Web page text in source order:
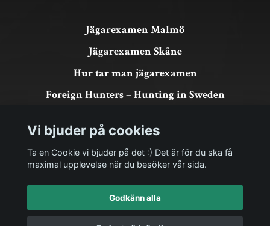
Jägarexamen Malmö
Jägarexamen Skåne
Hur tar man jägarexamen
Foreign Hunters – Hunting in Sweden
Om köp och returer
Vi bjuder på cookies
Ta en Cookie vi bjuder på det :) Det är för du ska få
maximal upplevelse när du besöker vår sida.
Godkänn alla